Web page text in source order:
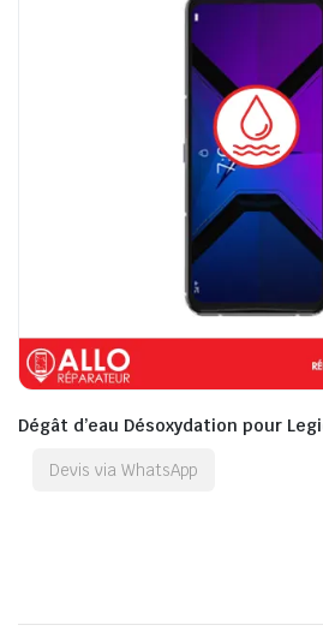
Dégât d’eau Désoxydation pour
Devis via WhatsApp